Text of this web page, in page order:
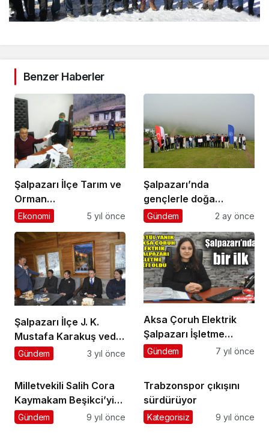
Benzer Haberler
Şalpazarı İlçe Tarım ve
Orman
Müdürlüğü’nden
Ekonomi 5 yıl önce
Şalpazarı’nda
gençlerle doğa
yürüyüşü yapıldı
Gündem 2 ay önce
Şalpazarı İlçe J. K.
Mustafa Karakuş veda
yemeği ile uğurlandı
Gündem 3 yıl önce
Aksa Çoruh Elektrik
Şalpazarı İşletme
Şefliği görevine Betül
Gündem 7 yıl önce
Milletvekili Salih Cora
Kaymakam Beşikci’yi
ziyaret etti
Gündem 9 yıl önce
Trabzonspor çıkışını
sürdürüyor
Kategorisiz 9 yıl önce